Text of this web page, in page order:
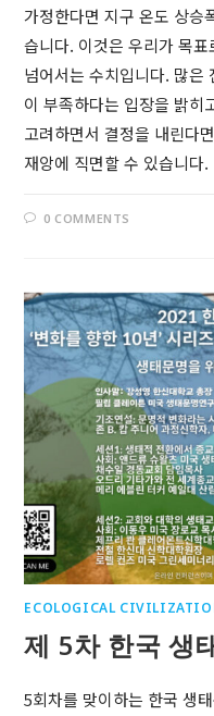
가정한다면 지구 온도 상승
습니다. 이것은 우리가 목
넘어서는 수치입니다. 많은
이 부족하다는 입장을 밝히
고려하면서 결정을 내린다
재앙에 직면할 수 있습니다.
0 COMMENTS
ECOLOGICAL
제 5차 한국 생
5회차를 맞이하는 한국 생